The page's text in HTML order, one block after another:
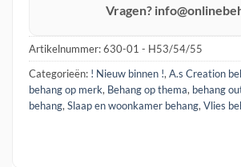
Vragen?
Artikelnummer:630-01 - H53/54/55
Categorieën: ! Nieuw binnen !, A.s Creation
behang op merk, Behang op thema, behang
behang, Slaap en woonkamer behang, Vlies